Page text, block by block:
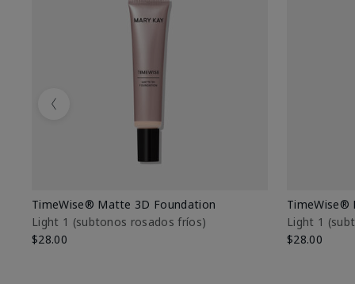
TimeWise® Matte 3D Foundation
Light 1​ (subtonos rosados fríos)
$28.00
TimeWise®
Light 1​
$28.00
Previous